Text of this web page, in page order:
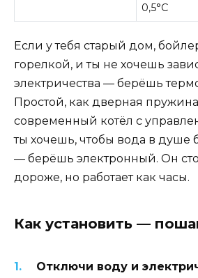
0,5°C
Если у тебя старый дом,
горелкой, и ты не хочешь
электричества — берёшь
Простой, как дверная
современный котёл с
ты хочешь, чтобы вода в душе
— берёшь электронный. Он
дороже, но работает как часы.
Как установить —
Отключи воду и